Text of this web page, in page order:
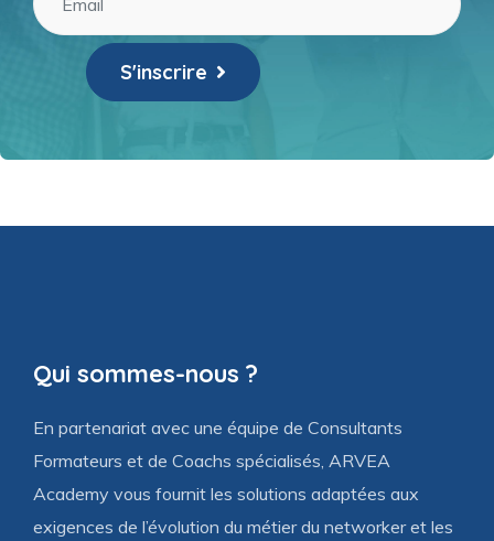
S'inscrire
Qui sommes-nous ?
En partenariat avec une équipe de Consultants
Formateurs et de Coachs spécialisés, ARVEA
Academy vous fournit les solutions adaptées aux
exigences de l’évolution du métier du networker et les